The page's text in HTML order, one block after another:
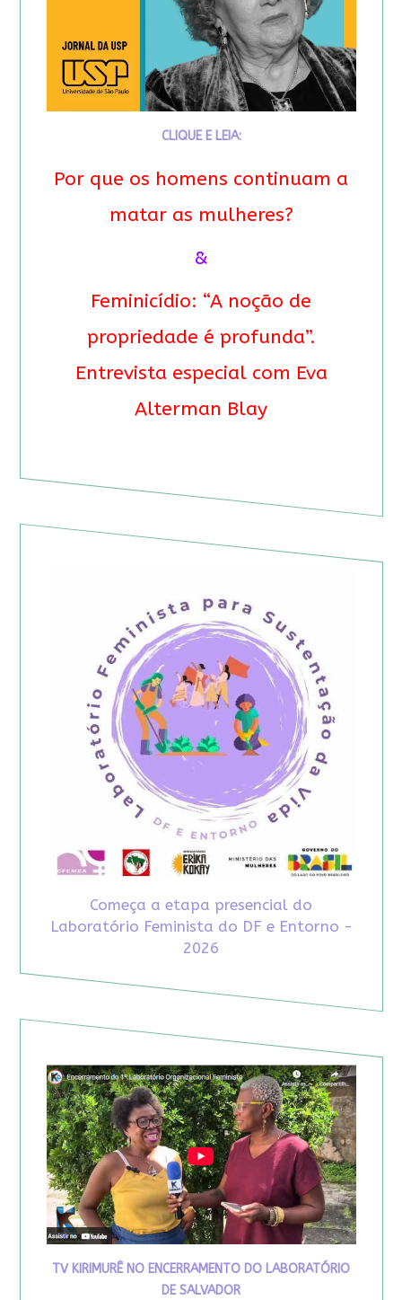
CLIQUE E LEIA:
Por que os homens continuam a
matar as mulheres?
&
Feminicídio: “A noção de
propriedade é profunda”.
Entrevista especial com Eva
Alterman Blay
Começa a etapa presencial do
Laboratório Feminista do DF e Entorno -
2026
TV KIRIMURÊ NO ENCERRAMENTO DO LABORATÓRIO
DE SALVADOR